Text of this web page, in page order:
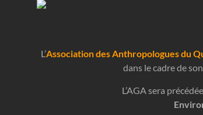
L’Association des Anthropologues du
dans le cadre de
L’AGAsera